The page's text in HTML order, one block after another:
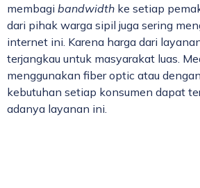
membagi bandwidth ke setiap
dari pihak warga sipil juga sering
internet ini. Karena harga dari
terjangkau untuk masyarakat luas.
menggunakan fiber optic atau
kebutuhan setiap konsumen dapat
adanya layanan ini.